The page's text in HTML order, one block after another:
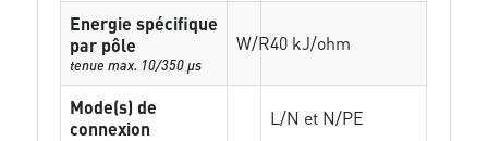
Energie spécifique
par pôle
tenue max. 10/350 µs
W/R40 kJ/ohm
Mode(s) de
connexion
L/N et N/PE